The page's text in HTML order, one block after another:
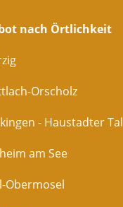
nach Örtlichkeit
Orscholz
- Haustadter Tal
am See
Obermosel